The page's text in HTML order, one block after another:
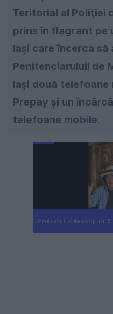
Teritorial al Poliţiei
prins în flagrant pe
Iași care încerca
Penitenciaruluil de
Iaşi două telefoane
Prepay şi un
telefoane mobile.
Următorul videoclip în 4